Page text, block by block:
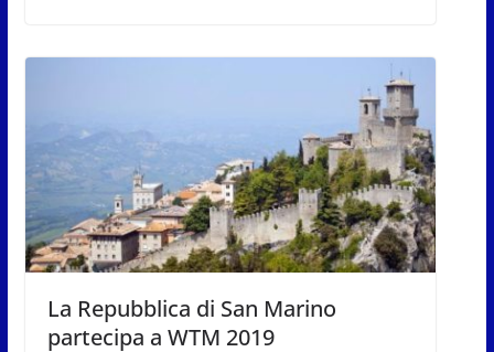
La Repubblica di San Marino
partecipa a WTM 2019